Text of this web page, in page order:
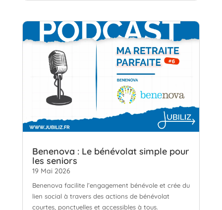
Benenova : Le bénévolat simple pour
les seniors
19 Mai 2026
Benenova facilite l’engagement bénévole et crée du
lien social à travers des actions de bénévolat
courtes, ponctuelles et accessibles à tous.